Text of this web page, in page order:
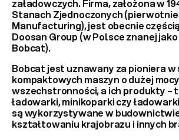
załadowczych. Firma, założona w
Stanach Zjednoczonych
Doosan Group (w Polsce znanej
Bobcat).
Bobcat jest uznawany za pioniera w
kompaktowych maszyn o dużej
wszechstronności, a ich produkty –
ładowarki, minikoparki czy
są wykorzystywane w
kształtowaniu krajobrazu i innych